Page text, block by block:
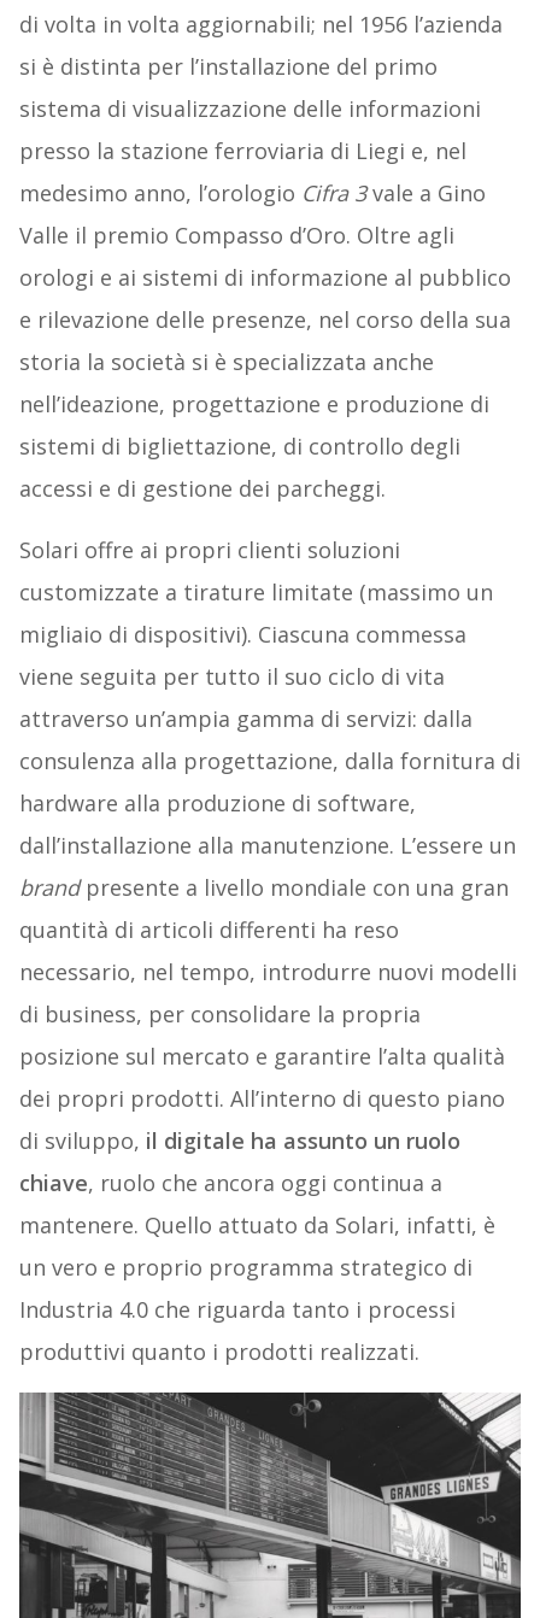
di volta in volta aggiornabili; nel 1956 l’azienda
si è distinta per l’installazione del primo
sistema di visualizzazione delle informazioni
presso la stazione ferroviaria di Liegi e, nel
medesimo anno, l’orologio Cifra 3vale a Gino
Valle il premio Compasso d’Oro. Oltre agli
orologi e ai sistemi di informazione al pubblico
e rilevazione delle presenze, nel corso della sua
storia la società si è specializzata anche
nell’ideazione, progettazione e produzione di
sistemi di bigliettazione, di controllo degli
accessi e di gestione dei parcheggi.
Solari offre ai propri clienti soluzioni
customizzate a tirature limitate (massimo un
migliaio di dispositivi). Ciascuna commessa
viene seguita per tutto il suo ciclo di vita
attraverso un’ampia gamma di servizi: dalla
consulenza alla progettazione, dalla fornitura di
hardware alla produzione di software,
dall’installazione alla manutenzione. L’essere un
brand presente a livello mondiale con una gran
quantità di articoli differenti ha reso
necessario, nel tempo, introdurre nuovi modelli
di business, per consolidare la propria
posizione sul mercato e garantire l’alta qualità
dei propri prodotti. All’interno di questo piano
di sviluppo, il digitale ha assunto un ruolo
chiave, ruolo che ancora oggi continua a
mantenere. Quello attuato da Solari, infatti, è
un vero e proprio programma strategico di
Industria 4.0 che riguarda tanto i processi
produttivi quanto i prodotti realizzati.